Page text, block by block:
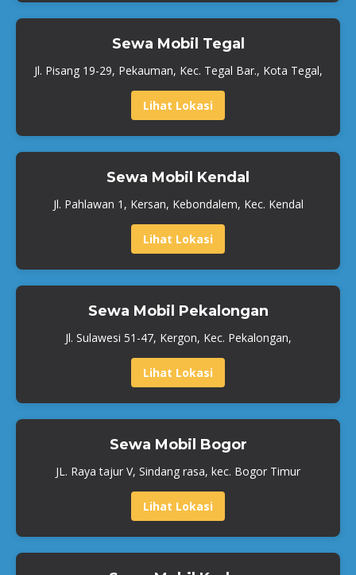
Sewa Mobil Tegal
Jl. Pisang 19-29, Pekauman, Kec. Tegal Bar., Kota Tegal,
Lihat Lokasi
Sewa Mobil Kendal
Jl. Pahlawan 1, Kersan, Kebondalem, Kec. Kendal
Lihat Lokasi
Sewa Mobil Pekalongan
Jl. Sulawesi 51-47, Kergon, Kec. Pekalongan,
Lihat Lokasi
Sewa Mobil Bogor
JL. Raya tajur V, Sindang rasa, kec. Bogor Timur
Lihat Lokasi